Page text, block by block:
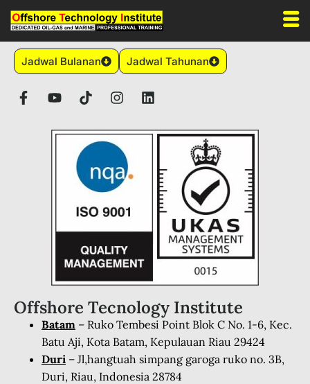
Jadwal Bulanan Jadwal Tahunan
Offshore Tecnology Institute
Batam – Ruko Tembesi Point Blok C No. 1-6, Kec.
Batu Aji, Kota Batam, Kepulauan Riau 29424
Duri – Jl,hangtuah simpang garoga ruko no. 3B,
Duri, Riau, Indonesia 28784